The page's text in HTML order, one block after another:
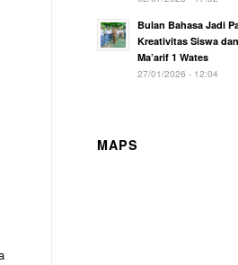
Bulan Bahasa Jadi
Kreativitas Siswa
Ma’arif 1 Wates
27/01/2026 - 12:04
MAPS